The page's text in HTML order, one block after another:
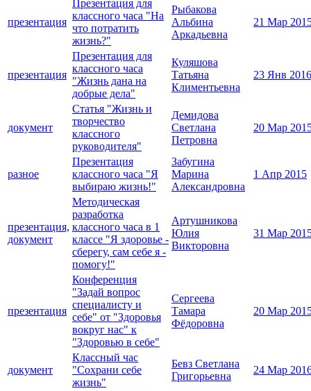
презентация
Презентация для
классного часа "На
что потратить
жизнь?"
Рыбакова
Альбина
Аркадьевна
21 Мар
презентация
Презентация для
классного часа
"Жизнь дана на
добрые дела"
Куляшова
Татьяна
Климентьевна
23 Янв 2016
документ
Статья "Жизнь и
творчество
классного
руководителя"
Демидова
Светлана
Петровна
20 Мар
разное
Презентация
классного часа "Я
выбираю жизнь!"
Забугина
Марина
Александровна
1 Апр 2015
презентация,
документ
Методическая
разработка
классного часа в 1
классе "Я здоровье -
сберегу, сам себе я -
помогу!"
Артушникова
Юлия
Викторовна
31 Мар
презентация
Конференция
"Задай вопрос
специалисту и
себе" от "Здоровья
вокруг нас" к
"Здоровью в себе"
Сергеева
Тамара
Фёдоровна
20 Мар
документ
Классный час
"Сохрани себе
жизнь"
Бевз Светлана
Григорьевна
24 Мар